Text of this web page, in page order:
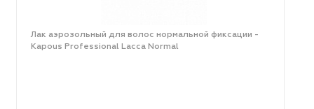
Лак аэрозольный для волос нормальной фиксации -
Kapous Professional Lacca Normal